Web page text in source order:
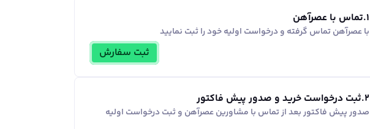
1
.تماس با عصرآهن
با عصرآهن تماس گرفته و درخواست اولیه خود را ثبت نمایید
ثبت سفارش
2
.ثبت درخواست خرید و صدور پیش فاکتور
صدور پیش فاکتور بعد از تماس با مشاورین عصر‌آهن و ثبت درخواست اولیه